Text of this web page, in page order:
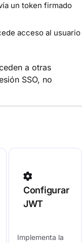
un token firmado
acceso al usuario
a otras
SSO, no
Configurar
JWT
Implementa la